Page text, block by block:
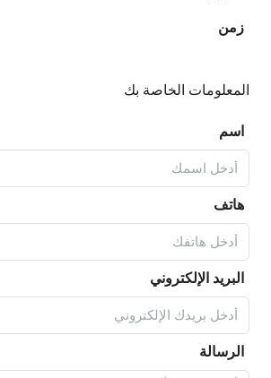
زمن
المعلومات الخاصة بك
اسم
هاتف
البريد الإلكتروني
الرسالة